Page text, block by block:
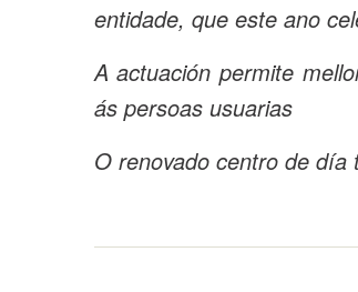
entidade, que este ano
A actuación permite
ás persoas usuarias
O renovado centro de día